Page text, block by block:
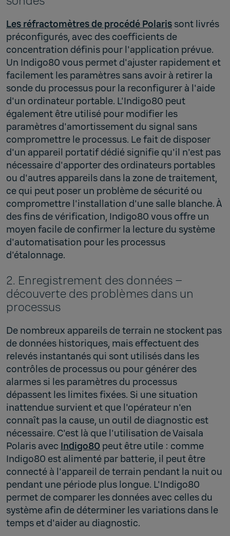
Les réfractomètres de procédé Polaris sont livrés
préconfigurés, avec des coefficients de
concentration définis pour l'application prévue.
Un Indigo80 vous permet d'ajuster rapidement et
facilement les paramètres sans avoir à retirer la
sonde du processus pour la reconfigurer à l'aide
d'un ordinateur portable. L'Indigo80 peut
également être utilisé pour modifier les
paramètres d'amortissement du signal sans
compromettre le processus. Le fait de disposer
d'un appareil portatif dédié signifie qu'il n'est pas
nécessaire d'apporter des ordinateurs portables
ou d'autres appareils dans la zone de traitement,
ce qui peut poser un problème de sécurité ou
compromettre l'installation d'une salle blanche. À
des fins de vérification, Indigo80 vous offre un
moyen facile de confirmer la lecture du système
d'automatisation pour les processus
d'étalonnage.
2. Enregistrement des données –
découverte des problèmes dans un
processus
De nombreux appareils de terrain ne stockent pas
de données historiques, mais effectuent des
relevés instantanés qui sont utilisés dans les
contrôles de processus ou pour générer des
alarmes si les paramètres du processus
dépassent les limites fixées. Si une situation
inattendue survient et que l'opérateur n'en
connaît pas la cause, un outil de diagnostic est
nécessaire. C'est là que l'utilisation de Vaisala
Polaris avec Indigo80 peut être utile : comme
Indigo80 est alimenté par batterie, il peut être
connecté à l'appareil de terrain pendant la nuit ou
pendant une période plus longue. L'Indigo80
permet de comparer les données avec celles du
système afin de déterminer les variations dans le
temps et d'aider au diagnostic.